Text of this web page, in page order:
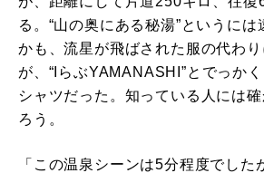
る。“山の奥にある秘湯”というには
かも、流星が飛ばされた服の代わ
が、“IらぶYAMANASHI”とでっか
シャツだった。知っている人には
ろう。
「この温泉シーンは5分程度でした